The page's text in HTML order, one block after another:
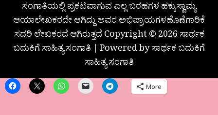
ಸಂಗಾತಿಯಲ್ಲಿ ಪ್ರಕಟವಾಗುವ ಎಲ್ಲ ಬರಹಗಳ ಹಕ್ಕುಸ್ವಾಮ್ಯ
ಆಯಾಲೇಖಕರದೇ ಆಗಿದ್ದು ಅವರ ಅಭಿಪ್ರಾಯಗಳಹೊಣೆಗಾರಿಕೆ
ಸದರಿ ಲೇಖಕರದೆ ಆಗಿರುತ್ತದೆ Copyright © 2026 ಸಾರ್ಥಕ
ಬದುಕಿಗೆ ಸಾಹಿತ್ಯ ಸಂಗಾತಿ | Powered by ಸಾರ್ಥಕ ಬದುಕಿಗೆ
ಸಾಹಿತ್ಯ ಸಂಗಾತಿ
More